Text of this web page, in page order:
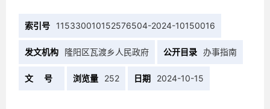
索引号 115330010152576504-2024-10150016
发文机构 隆阳区瓦渡乡人民政府 公开目录 办事指南
文 号 浏览量 252 日期 2024-10-15